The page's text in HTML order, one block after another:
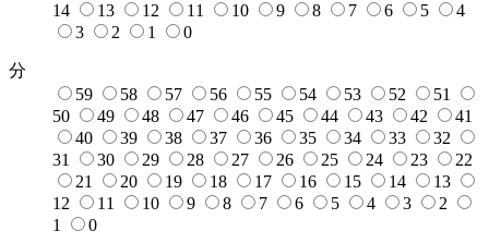
14
13 12 11 10 9 8 7 6 5
4
3
2 1 0
分
59
58 57 56 55 54 53 52
51
50
49 48 47 46 45 44 43 42
41
40
39 38 37 36 35 34 33
32
31
30 29 28 27 26 25 24 23
22
21
20 19 18 17 16 15 14
13
12
11 10 9 8 7 6 5 4 3
2
1
0